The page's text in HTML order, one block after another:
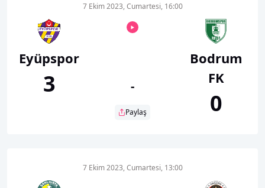
Eyüpspor
3
7 Ekim 2023, Cumartesi, 16:00
-
Paylaş
Bodrum
FK
0
7 Ekim 2023, Cumartesi, 13:00